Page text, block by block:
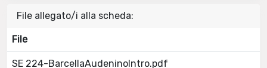
File allegato/i alla scheda:
File
SE 224-BarcellaAudeninoIntro.pdf